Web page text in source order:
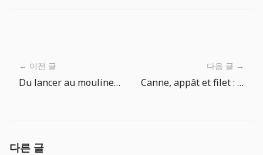
← 이전 글
Du lancer au moulinet : lire une session de pêche
다음 글 →
Canne, appât et filet : guide simple de l’équipement dans The Big One
다른 글